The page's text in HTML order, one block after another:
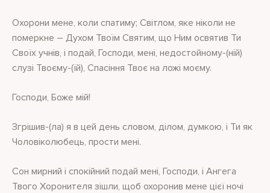
Охорони мене, коли спатиму; Світлом, яке ніколи не
померкне – Духом Твоїм Святим, що Ним освятив Ти
Своїх учнів, і подай, Господи, мені, недостойному-(ній)
слузі Твоєму-(їй), Спасіння Твоє на ложі моєму.
Господи, Боже мій!
Згрішив-(ла) я в цей день словом, ділом, думкою, і Ти як
Чоловіколюбець, прости мені.
Сон мирний і спокійний подай мені, Господи, і Ангега
Твого Хоронителя зішли, щоб охоронив мене цієї ночі